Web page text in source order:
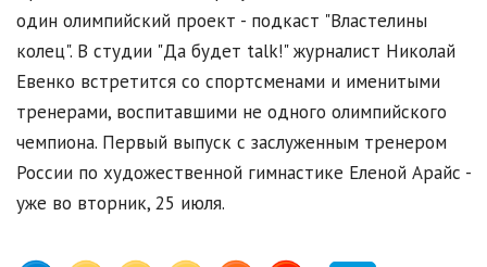
один олимпийский проект - подкаст "Властелины
колец". В студии "Да будет talk!" журналист Николай
Евенко встретится со спортсменами и именитыми
тренерами, воспитавшими не одного олимпийского
чемпиона. Первый выпуск с заслуженным тренером
России по художественной гимнастике Еленой Арайс -
уже во вторник, 25 июля.